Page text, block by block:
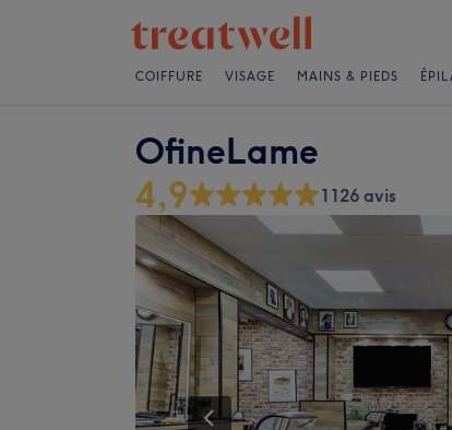
COIFFURE VISAGE MAINS & PIEDS
OfineLame
4,9 1126 avis